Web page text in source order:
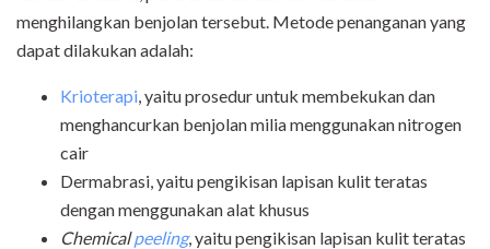
menghilangkan benjolan tersebut. Metode penanganan yang
dapat dilakukan adalah:
Krioterapi , yaitu prosedur untuk membekukan dan
menghancurkan benjolan milia menggunakan nitrogen
cair
Dermabrasi, yaitu pengikisan lapisan kulit teratas
dengan menggunakan alat khusus
Chemicalpeeling, yaitu pengikisan lapisan kulit teratas